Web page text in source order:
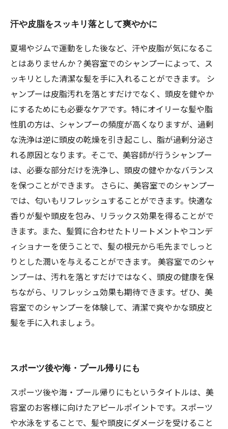
汗や皮脂をスッキリ落として爽やかに
夏場やジムで運動をした後など、汗や皮脂が気になるこ
とはありませんか？美容室でのシャンプーによって、ス
ッキリとした清潔な髪を手に入れることができます。 シ
ャンプーは皮脂汚れを落とすだけでなく、頭皮を健やか
にするためにも必要なケアです。特にオイリーな髪や脂
性肌の方は、シャンプーの頻度が高くなりますが、過剰
な洗浄は逆に頭皮の乾燥を引き起こし、脂が過剰分泌さ
れる原因となります。そこで、美容師が行うシャンプー
は、必要な部分だけを洗浄し、頭皮の健やかなバランス
を保つことができます。 さらに、美容室でのシャンプー
では、匂いもリフレッシュすることができます。快適な
香りが髪や頭皮を包み、リラックス効果を得ることがで
きます。また、髪質に合わせたトリートメントやコンデ
ィショナーを使うことで、髪の根元から毛先までしっと
りとした潤いを与えることができます。 美容室でのシャ
ンプーは、汚れを落とすだけではなく、頭皮の健康を保
ちながら、リフレッシュ効果も期待できます。ぜひ、美
容室でのシャンプーを体験して、清潔で爽やかな頭皮と
髪を手に入れましょう。
スポーツ後や海・プール帰りにも
スポーツ後や海・プール帰りにもというタイトルは、美
容室のお客様に向けたアピールポイントです。スポーツ
や水泳をすることで、髪や頭皮にダメージを受けること